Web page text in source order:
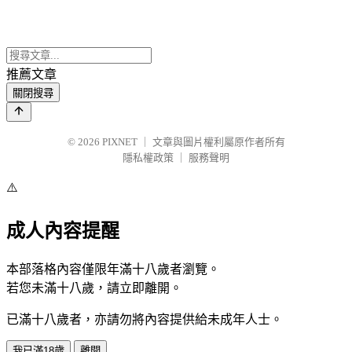
推薦文章
關閉搜尋
© 2026 PIXNET
文章與圖片權利屬原作者所有
隱私權政策
服務聲明
⚠️
成人內容提醒
本部落格內容僅限年滿十八歲者瀏覽。
若您未滿十八歲，請立即離開。
已滿十八歲者，亦請勿將內容提供給未成年人士。